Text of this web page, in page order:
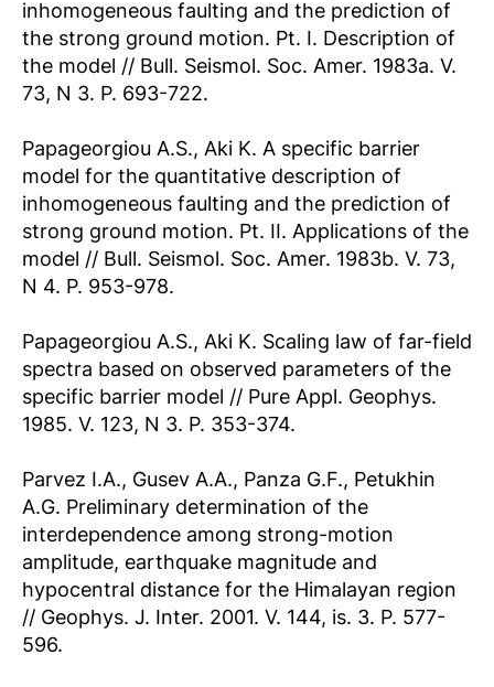
inhomogeneous faulting and the prediction of
the strong ground motion. Pt. I. Description of
the model // Bull. Seismol. Soc. Amer. 1983a. V.
73, N 3. P. 693-722.
Papageorgiou A.S., Aki K. A specific barrier
model for the quantitative description of
inhomogeneous faulting and the prediction of
strong ground motion. Pt. II. Applications of the
model // Bull. Seismol. Soc. Amer. 1983b. V. 73,
N 4. P. 953-978.
Papageorgiou A.S., Aki K. Scaling law of far-field
spectra based on observed parameters of the
specific barrier model // Pure Appl. Geophys.
1985. V. 123, N 3. P. 353-374.
Parvez I.A., Gusev A.A., Panza G.F., Petukhin
A.G. Preliminary determination of the
interdependence among strong-motion
amplitude, earthquake magnitude and
hypocentral distance for the Himalayan region
// Geophys. J. Inter. 2001. V. 144, is. 3. P. 577-
596.